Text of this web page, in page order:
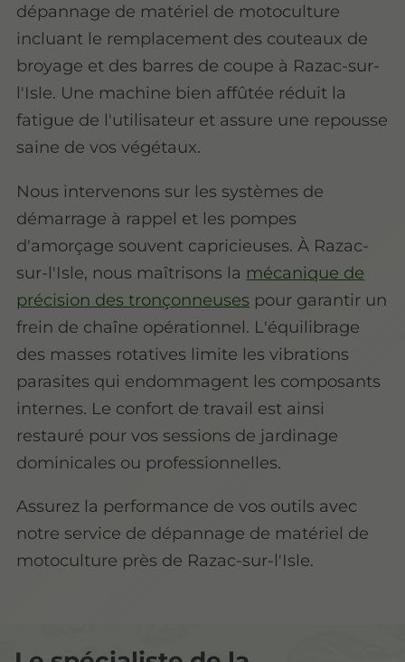
dépannage de matériel de motoculture
incluant le remplacement des couteaux de
broyage et des barres de coupe à Razac-sur-
l'Isle. Une machine bien affûtée réduit la
fatigue de l'utilisateur et assure une repousse
saine de vos végétaux.
Nous intervenons sur les systèmes de
démarrage à rappel et les pompes
d'amorçage souvent capricieuses. À Razac-
sur-l'Isle, nous maîtrisons la mécanique de
précision des tronçonneuses pour garantir un
frein de chaîne opérationnel. L'équilibrage
des masses rotatives limite les vibrations
parasites qui endommagent les composants
internes. Le confort de travail est ainsi
restauré pour vos sessions de jardinage
dominicales ou professionnelles.
Assurez la performance de vos outils avec
notre service de dépannage de matériel de
motoculture près de Razac-sur-l'Isle.